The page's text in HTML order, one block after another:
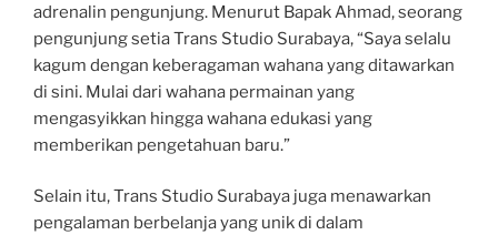
adrenalin pengunjung. Menurut Bapak Ahmad, seorang
pengunjung setia Trans Studio Surabaya, “Saya selalu
kagum dengan keberagaman wahana yang ditawarkan
di sini. Mulai dari wahana permainan yang
mengasyikkan hingga wahana edukasi yang
memberikan pengetahuan baru.”
Selain itu, Trans Studio Surabaya juga menawarkan
pengalaman berbelanja yang unik di dalam